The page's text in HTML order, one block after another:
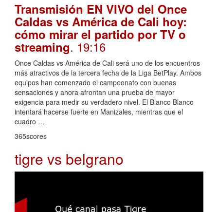
Transmisión EN VIVO del Once
Caldas vs América de Cali hoy:
cómo mirar el partido por TV o
streaming. 19:16
Once Caldas vs América de Cali será uno de los encuentros
más atractivos de la tercera fecha de la Liga BetPlay. Ambos
equipos han comenzado el campeonato con buenas
sensaciones y ahora afrontan una prueba de mayor
exigencia para medir su verdadero nivel. El Blanco Blanco
intentará hacerse fuerte en Manizales, mientras que el
cuadro …
365scores
tigre vs belgrano